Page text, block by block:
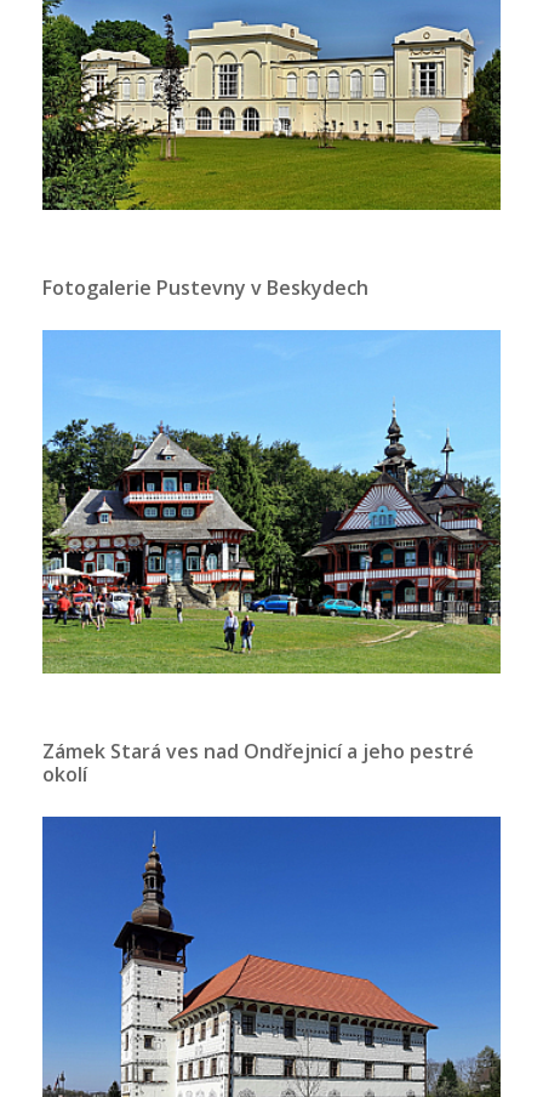
Fotogalerie Pustevny v Beskydech
Zámek Stará ves nad Ondřejnicí a jeho pestré
okolí